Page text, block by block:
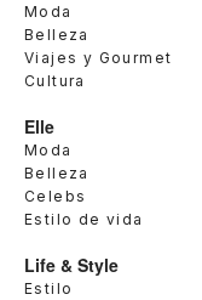
Moda
Belleza
Viajes y Gourmet
Cultura
Elle
Moda
Belleza
Celebs
Estilo de vida
Life & Style
Estilo